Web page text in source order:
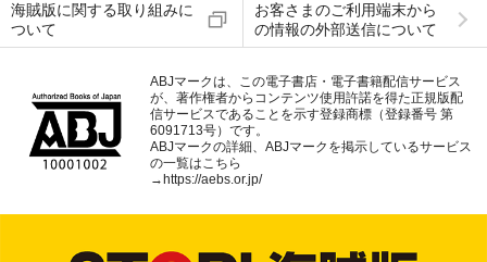
海賊版に関する取り組みに
ついて
お客さまのご利用端末から
の情報の外部送信について
ABJマークは、この電子書店・電子書籍配信サービス
が、著作権者からコンテンツ使用許諾を得た正規版配
信サービスであることを示す登録商標（登録番号 第
6091713号）です。
ABJマークの詳細、ABJマークを掲示しているサービス
の一覧はこちら
→ https://aebs.or.jp/